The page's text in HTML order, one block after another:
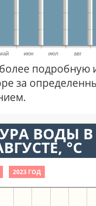
июн июл авг
за
ВОДЫ
°C
2023 ГОД